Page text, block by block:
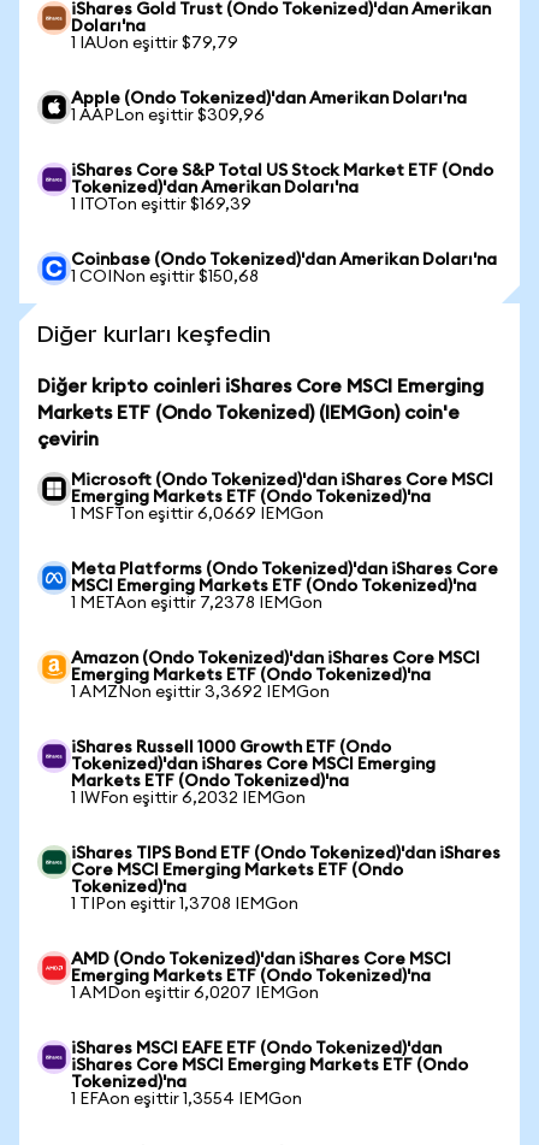
iShares Gold Trust (Ondo Tokenized)'dan Amerikan
Doları'na
1 IAUon eşittir $79,79
Apple (Ondo Tokenized)'dan Amerikan Doları'na
1 AAPLon eşittir $309,96
iShares Core S&P Total US Stock Market ETF (Ondo
Tokenized)'dan Amerikan Doları'na
1 ITOTon eşittir $169,39
Coinbase (Ondo Tokenized)'dan Amerikan Doları'na
1 COINon eşittir $150,68
Diğer kurları keşfedin
Diğer kripto coinleri iShares Core MSCI Emerging
Markets ETF (Ondo Tokenized) (IEMGon) coin'e
çevirin
Microsoft (Ondo Tokenized)'dan iShares Core MSCI
Emerging Markets ETF (Ondo Tokenized)'na
1 MSFTon eşittir 6,0669 IEMGon
Meta Platforms (Ondo Tokenized)'dan iShares Core
MSCI Emerging Markets ETF (Ondo Tokenized)'na
1 METAon eşittir 7,2378 IEMGon
Amazon (Ondo Tokenized)'dan iShares Core MSCI
Emerging Markets ETF (Ondo Tokenized)'na
1 AMZNon eşittir 3,3692 IEMGon
iShares Russell 1000 Growth ETF (Ondo
Tokenized)'dan iShares Core MSCI Emerging
Markets ETF (Ondo Tokenized)'na
1 IWFon eşittir 6,2032 IEMGon
iShares TIPS Bond ETF (Ondo Tokenized)'dan iShares
Core MSCI Emerging Markets ETF (Ondo
Tokenized)'na
1 TIPon eşittir 1,3708 IEMGon
AMD (Ondo Tokenized)'dan iShares Core MSCI
Emerging Markets ETF (Ondo Tokenized)'na
1 AMDon eşittir 6,0207 IEMGon
iShares MSCI EAFE ETF (Ondo Tokenized)'dan
iShares Core MSCI Emerging Markets ETF (Ondo
Tokenized)'na
1 EFAon eşittir 1,3554 IEMGon